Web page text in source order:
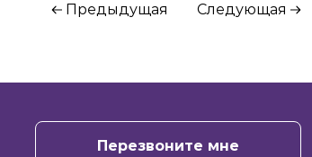
Предыдущая Следующая
Перезвоните мне